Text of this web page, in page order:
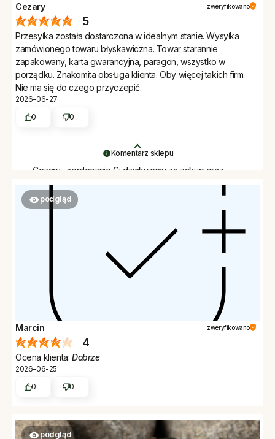
Komentarz sklepu
Cezary , serdecznie Ci dziękujemy za zakup oraz
komentarz. Zapraszamy ponownie do Woodwear.
Cezary zweryfikowano
5
Przesyłka została dostarczona w idealnym stanie. Wysyłka
zamówionego towaru błyskawiczna. Towar starannie
zapakowany, karta gwarancyjna, paragon, wszystko w
porządku. Znakomita obsługa klienta. Oby więcej takich firm.
Nie ma się do czego przyczepić.
2026-06-27
0
0
podgląd
Marcin zweryfikowano
4
Ocena klienta: Dobrze
2026-06-25
0
0
podgląd